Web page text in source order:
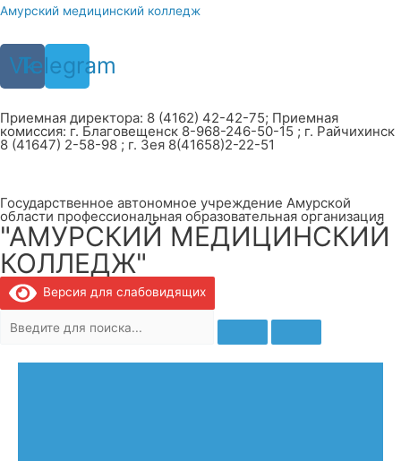
Перейти
содержимому
Амурский медицинский колледж
Vk
Telegram
Приемная директора: 8 (4162) 42-42-75; Приемная
комиссия: г. Благовещенск 8-968-246-50-15 ; г. Райчихинск
8 (41647) 2-58-98 ; г. Зея 8(41658)2-22-51
Государственное автономное учреждение Амурской
области профессиональная образовательная организация
"АМУРСКИЙ МЕДИЦИНСКИЙ
КОЛЛЕДЖ"
Версия для слабовидящих